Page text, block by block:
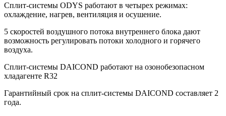
Сплит-системы ODYS работают в четырех режимах:
охлаждение, нагрев, вентиляция и осушение.
5 скоростей воздушного потока внутреннего блока дают
возможность регулировать потоки холодного и горячего
воздуха.
Сплит-системы DAICOND работают на озонобезопасном
хладагенте R32
Гарантийный срок на сплит-системы DAICOND составляет 2
года.